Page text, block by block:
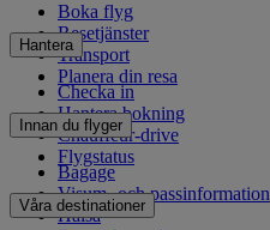
Boka flyg
Resetjänster
Transport
Planera din resa
Hantera
Checka in
Hantera bokning
Chauffeur-drive
Flygstatus
Innan du flyger
Bagage
Visum- och passinformation
Hälsa
Våra destinationer